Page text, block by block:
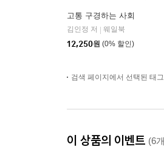
고통 구경하는 사회
김인정 저 | 웨일북
12,250원 (0% 할인)
검색 페이지에서 선택된 태
이 상품의 이벤트 (6